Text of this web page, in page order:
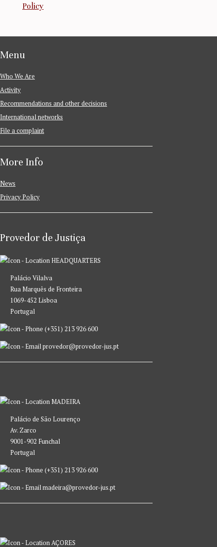
Policy
Menu
Who We Are
Activity
Recommendations and other decisions
International networks
File a complaint
More Info
News
Privacy Policy
Provedor de Justiça
HEADQUARTERS
Palácio Vilalva
Rua Marquês de Fronteira
1069-452 Lisboa
Portugal
(+351) 213 926 600
provedor@provedor-jus.pt
MADEIRA
Palácio de São Lourenço
Av. Zarco
9001-902 Funchal
Portugal
(+351) 213 926 600
madeira@provedor-jus.pt
AÇORES